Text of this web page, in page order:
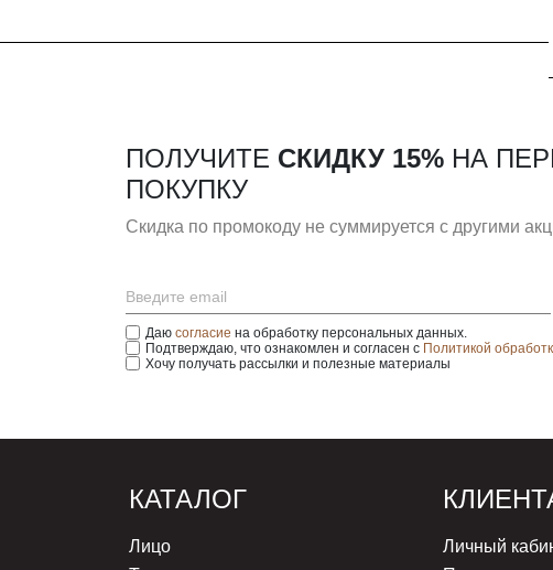
ПОЛУЧИТЕ СКИДКУ 15% НА
ПОКУПКУ
Скидка по промокоду не суммируется с другими
Даю согласие на обработку персональных данных.
Подтверждаю, что ознакомлен и согласен с Политикой
Хочу получать рассылки и полезные материалы
КАТАЛОГ
Лицо
Личный